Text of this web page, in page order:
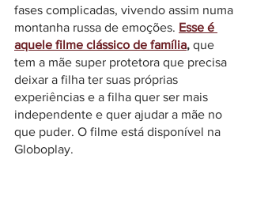
fases complicadas, vivendo assim numa
montanha russa de emoções. Esse é
aquele filme clássico de família, que
tem a mãe super protetora que precisa
deixar a filha ter suas próprias
experiências e a filha quer ser mais
independente e quer ajudar a mãe no
que puder. O filme está disponível na
Globoplay.